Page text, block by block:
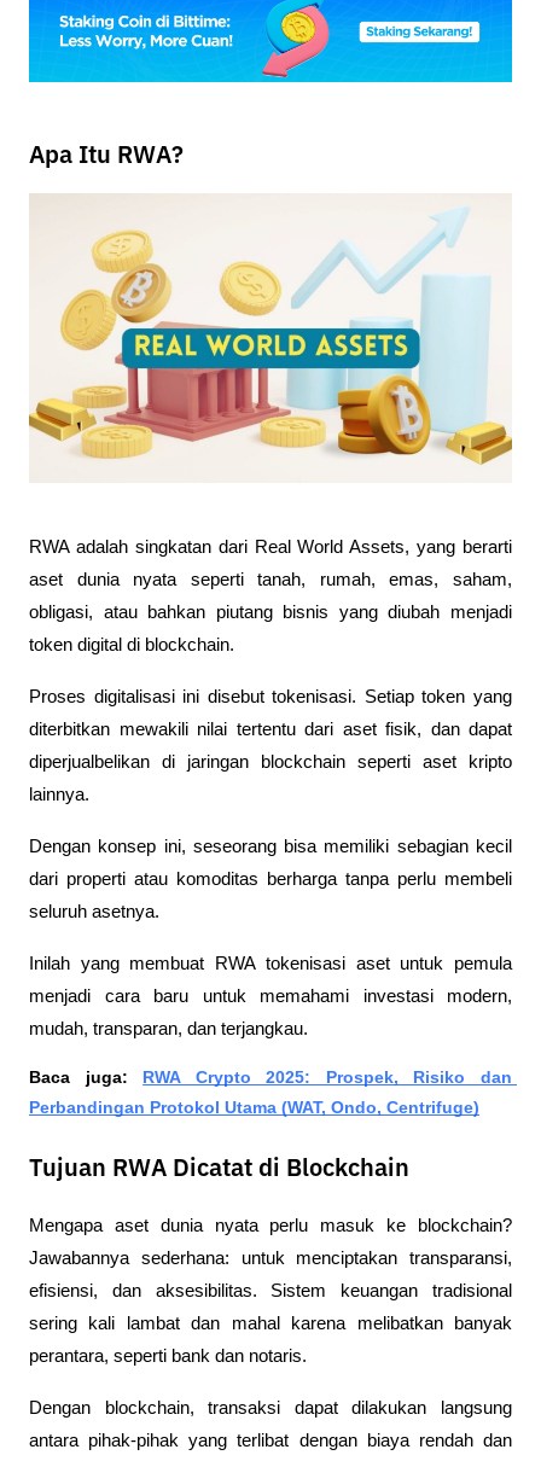
Apa Itu RWA?
RWA adalah singkatan dari Real World Assets, yang berarti
aset dunia nyata seperti tanah, rumah, emas, saham,
obligasi, atau bahkan piutang bisnis yang diubah menjadi
token digital di blockchain.
Proses digitalisasi ini disebut tokenisasi. Setiap token yang
diterbitkan mewakili nilai tertentu dari aset fisik, dan dapat
diperjualbelikan di jaringan blockchain seperti aset kripto
lainnya.
Dengan konsep ini, seseorang bisa memiliki sebagian kecil
dari properti atau komoditas berharga tanpa perlu membeli
seluruh asetnya.
Inilah yang membuat RWA tokenisasi aset untuk pemula
menjadi cara baru untuk memahami investasi modern,
mudah, transparan, dan terjangkau.
Baca juga: RWA Crypto 2025: Prospek, Risiko dan
Perbandingan Protokol Utama (WAT, Ondo, Centrifuge)
Tujuan RWA Dicatat di Blockchain
Mengapa aset dunia nyata perlu masuk ke blockchain?
Jawabannya sederhana: untuk menciptakan transparansi,
efisiensi, dan aksesibilitas. Sistem keuangan tradisional
sering kali lambat dan mahal karena melibatkan banyak
perantara, seperti bank dan notaris.
Dengan blockchain, transaksi dapat dilakukan langsung
antara pihak-pihak yang terlibat dengan biaya rendah dan